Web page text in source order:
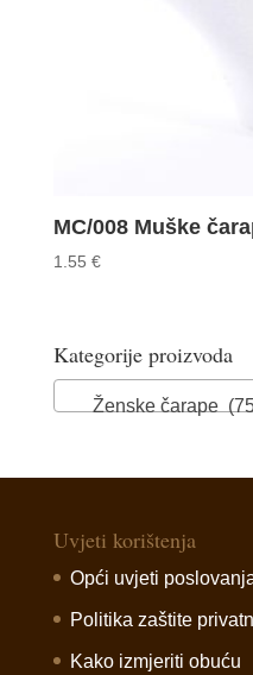
MC/008 Muške
1.55 €
Kategorije proizvoda
Ženske čarape
Uvjeti korištenja
Opći uvjeti
Politika zaštite
Kako izmjeriti obuću